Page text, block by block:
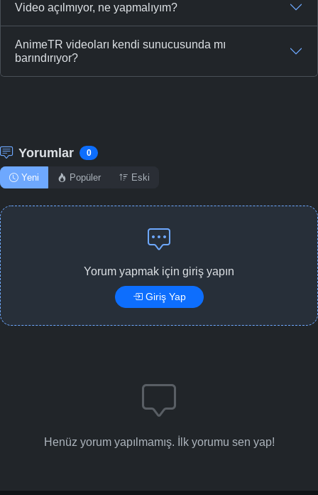
Video açılmıyor, ne yapmalıyım?
AnimeTR videoları kendi sunucusunda mı
barındırıyor?
Yorumlar 0
Yeni Popüler Eski
Yorum yapmak için giriş yapın
Giriş Yap
Henüz yorum yapılmamış. İlk yorumu sen yap!